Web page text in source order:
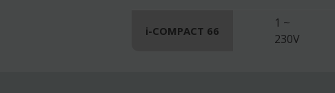
i-COMPACT 66
1 ~
230V